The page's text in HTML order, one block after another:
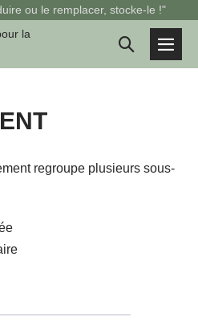
ou le remplacer, stocke-le !"
la
Basculer
la
regroupe plusieurs sous-